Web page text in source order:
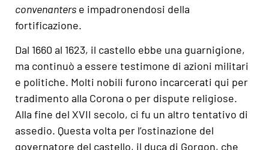
convenanters e impadronendosi della
fortificazione.
Dal 1660 al 1623, il castello ebbe una guarnigione,
ma continuò a essere testimone di azioni militari
e politiche. Molti nobili furono incarcerati qui per
tradimento alla Corona o per dispute religiose.
Alla fine del XVII secolo, ci fu un altro tentativo di
assedio. Questa volta per l’ostinazione del
governatore del castello, il duca di Gorgon, che